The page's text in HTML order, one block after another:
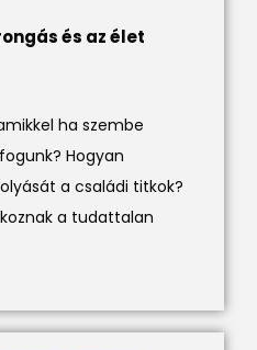
és az élet
ha szembe
Hogyan
a családi titkok?
a tudattalan